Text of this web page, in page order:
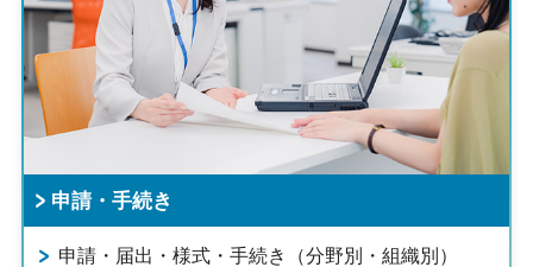
申請・手続き
申請・届出・様式・手続き（分野別・組織別）